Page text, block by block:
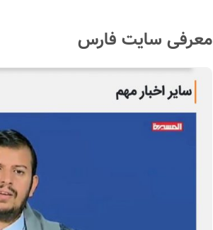
معرفی سایت فارس